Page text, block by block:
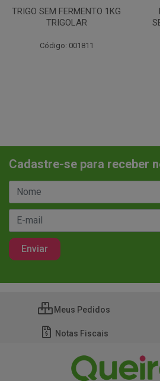
FERMENTO 1KG
TRIGOLAR
Código: 001811
LEITE
Cadastre-se para receber
Meus Pedidos
Notas Fiscais